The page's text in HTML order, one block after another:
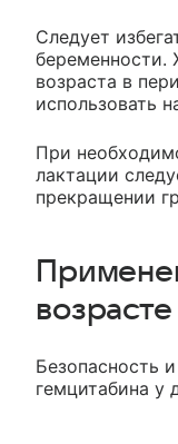
Следует
возраста в
использовать
При
лактации
прекращении
возрасте
Безопасность
гемцитабина у